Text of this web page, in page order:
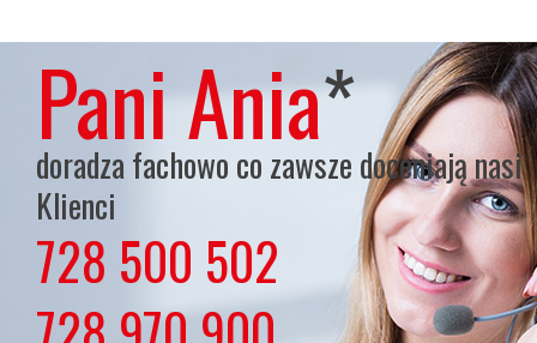
Pani Ania*
doradza fachowo co zawsze doceniają nasi
Klienci
728 500 502